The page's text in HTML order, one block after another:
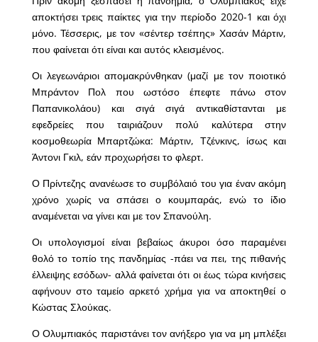
αποκτήσει τρεις παίκτες για την περίοδο 2020-1 και όχι
μόνο. Τέσσερις, με τον «σέντερ τσέπης» Χασάν Μάρτιν,
που φαίνεται ότι είναι και αυτός κλεισμένος.
Οι λεγεωνάριοι απομακρύνθηκαν (μαζί με τον ποιοτικό
Μπράντον Πολ που ωστόσο έπεφτε πάνω στον
Παπανικολάου) και σιγά σιγά αντικαθίστανται με
εφεδρείες που ταιριάζουν πολύ καλύτερα στην
κοσμοθεωρία Μπαρτζώκα: Μάρτιν, Τζένκινς, ίσως και
Άντονι Γκιλ, εάν προχωρήσει το φλερτ.
Ο Πρίντεζης ανανέωσε το συμβόλαιό του για έναν ακόμη
χρόνο χωρίς να σπάσει ο κουμπαράς, ενώ το ίδιο
αναμένεται να γίνει και με τον Σπανούλη.
Οι υπολογισμοί είναι βεβαίως άκυροι όσο παραμένει
θολό το τοπίο της πανδημίας -πάει να πει, της πιθανής
έλλειψης εσόδων- αλλά φαίνεται ότι οι έως τώρα κινήσεις
αφήνουν στο ταμείο αρκετό χρήμα για να αποκτηθεί ο
Κώστας Σλούκας.
Ο Ολυμπιακός παριστάνει τον ανήξερο για να μη μπλέξει